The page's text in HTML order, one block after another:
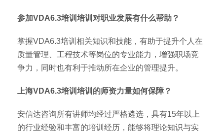
参加VDA6.3培训培训对职业发展有什么帮助？
掌握VDA6.3培训相关知识和技能，有助于提升个人在
质量管理、工程技术等岗位的专业能力，增强职场竞
争力，同时也有利于推动所在企业的管理提升。
上海VDA6.3培训培训的师资力量如何保障？
安信达咨询所有讲师均经过严格遴选，具有15年以上
的行业经验和丰富的培训经历，能够将理论知识与实